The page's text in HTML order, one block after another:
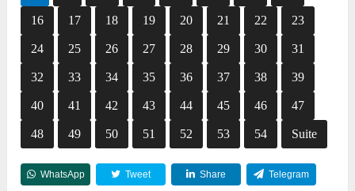
16 17 18 19 20 21 22 23
24 25 26 27 28 29 30 31
32 33 34 35 36 37 38 39
40 41 42 43 44 45 46 47
48 49 50 51 52 53 54 Suite
WhatsApp Tweet Share Telegram